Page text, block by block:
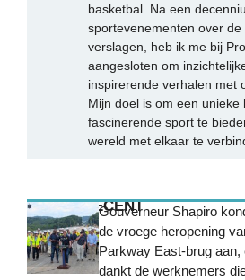
basketbal. Na een
sportevenementen over
verslagen, heb ik me bij
aangesloten om
inspirerende verhalen met
Mijn doel is om een unieke
fascinerende sport te
wereld met elkaar te
MEEST RECENTGouverneur Shapiro
de vroege heropening
Parkway East-brug aan,
dankt de werknemers